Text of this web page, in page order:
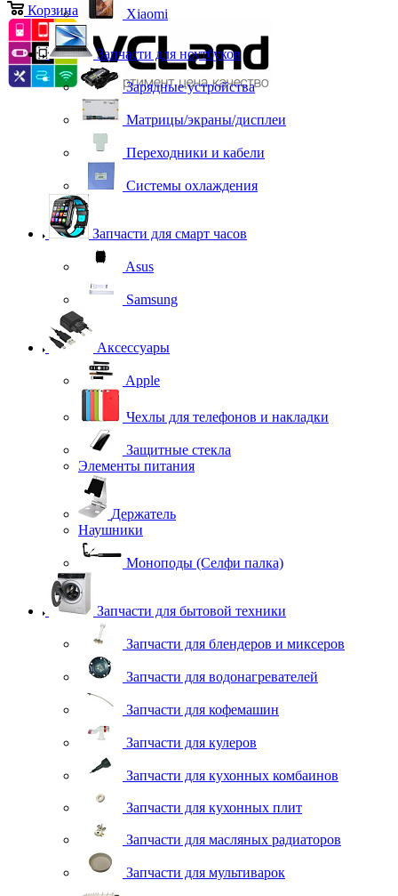
Корзина Xiaomi
Запчасти для ноутбуков
Зарядные устройства
Матрицы/экраны/дисплеи
Переходники и кабели
Системы охлаждения
Запчасти для смарт часов
Asus
Samsung
Аксессуары
Apple
Чехлы для телефонов и накладки
Защитные стекла
Элементы питания
Держатель
Наушники
Моноподы (Селфи палка)
Запчасти для бытовой техники
Запчасти для блендеров и миксеров
Запчасти для водонагревателей
Запчасти для кофемашин
Запчасти для кулеров
Запчасти для кухонных комбаинов
Запчасти для кухонных плит
Запчасти для масляных радиаторов
Запчасти для мультиварок